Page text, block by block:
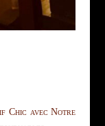
Chic avec Notre